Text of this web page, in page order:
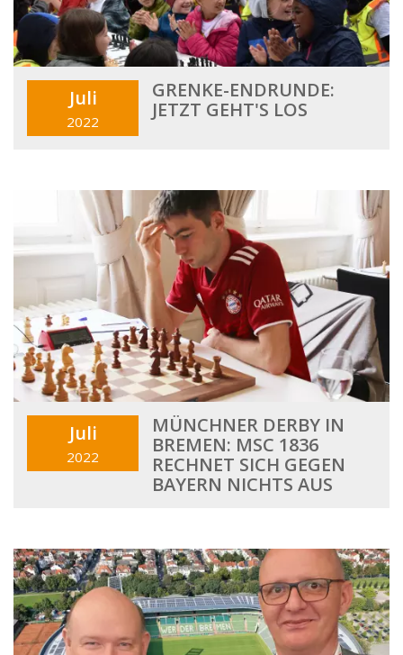
Juli
2022
GRENKE-ENDRUNDE:
JETZT GEHT'S LOS
Juli
2022
MÜNCHNER DERBY IN
BREMEN: MSC 1836
RECHNET SICH GEGEN
BAYERN NICHTS AUS